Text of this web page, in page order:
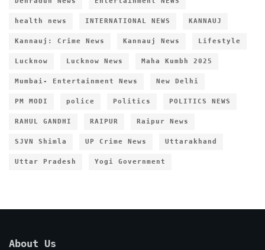
health news INTERNATIONAL NEWS KANNAUJ
Kannauj: Crime News Kannauj News Lifestyle
Lucknow Lucknow News Maha Kumbh 2025
Mumbai- Entertainment News New Delhi
PM MODI police Politics POLITICS NEWS
RAHUL GANDHI RAIPUR Raipur News
SJVN Shimla UP Crime News Uttarakhand
Uttar Pradesh Yogi Government
About Us